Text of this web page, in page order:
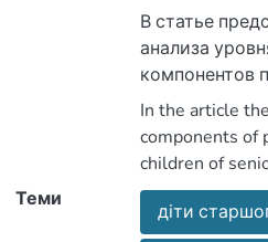
старшого
дизартрією
В статье
анализа
компонентов
речи детей
возраста с
проведения
In the article
components of
children of
presented with
through of the
Теми
діти